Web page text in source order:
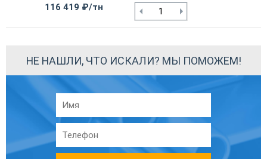
116 419 ₽/тн
НЕ НАШЛИ, ЧТО ИСКАЛИ? МЫ ПОМОЖЕМ!